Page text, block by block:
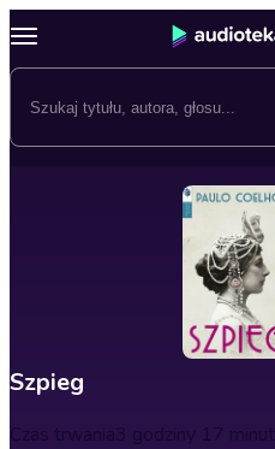
Szpieg
Czas trwania3 godziny 17 minut